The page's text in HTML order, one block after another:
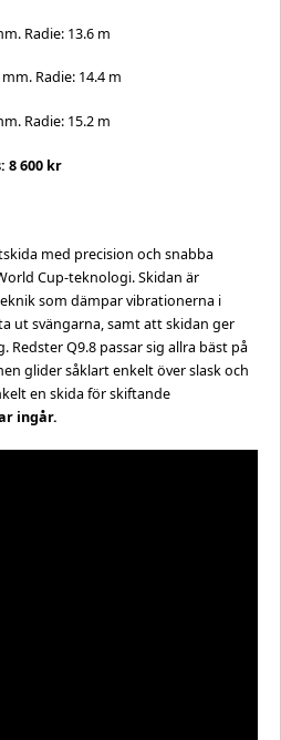
Radie: 13.6 m
Radie: 14.4 m
Radie: 15.2 m
8 600 kr
med precision och snabba
Cup-teknologi. Skidan är
som dämpar vibrationerna i
ut svängarna, samt att skidan ger
Q9.8 passar sig allra bäst på
glider såklart enkelt över slask och
en skida för skiftande
ingår.